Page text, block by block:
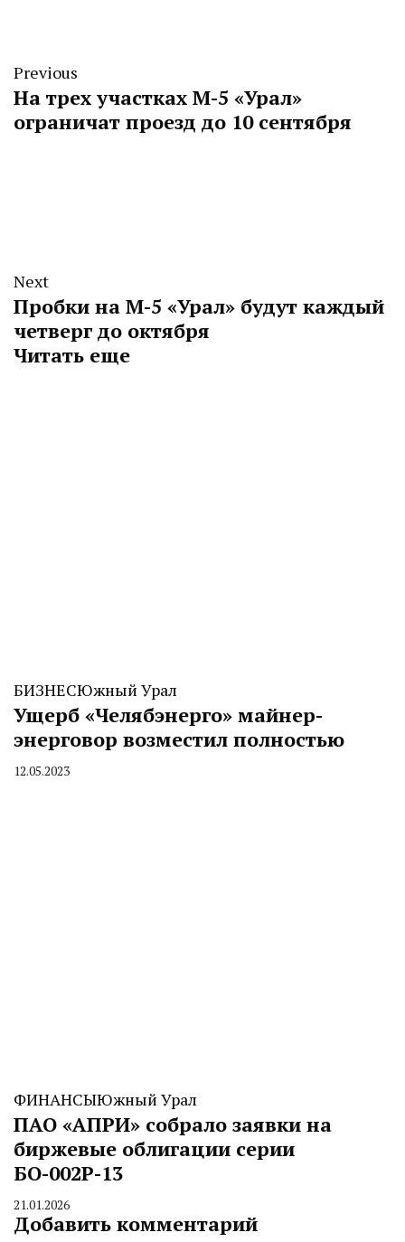
Previous
На трех участках М-5 «Урал»
ограничат проезд до 10 сентября
Next
Пробки на М-5 «Урал» будут каждый
четверг до октября
Читать еще
БИЗНЕСЮжный Урал
Ущерб «Челябэнерго» майнер-
энерговор возместил полностью
By
12.05.2023
ФИНАНСЫЮжный Урал
ПАО «АПРИ» собрало заявки на
биржевые облигации серии
БО-002Р-13
By
CHELINDUSTRY
21.01.2026
Добавить комментарий